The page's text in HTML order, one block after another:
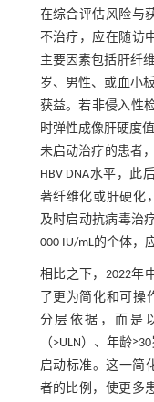
在综合评估风险与
不治疗，应在随访
主要因素包括肝纤
岁、男性、或血小
获益。若非侵入性
时弹性成像肝硬度
未启动治疗的患者
HBV DNA水平，此
著纤维化或肝硬化
及时启动抗病毒治
000 IU/mL的个体，
相比之下，2022年
了更为简化和可操
分层依据，而是
（>ULN）、年龄
启动标准。这一简
者的比例，使更多